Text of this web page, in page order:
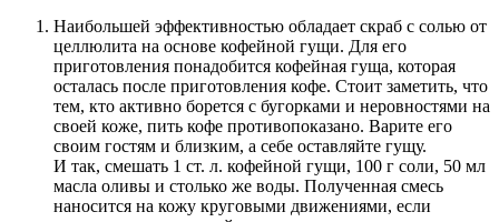
Наибольшей эффективностью обладает скраб с солью от
целлюлита на основе кофейной гущи. Для его
приготовления понадобится кофейная гуща, которая
осталась после приготовления кофе. Стоит заметить, что
тем, кто активно борется с бугорками и неровностями на
своей коже, пить кофе противопоказано. Варите его
своим гостям и близким, а себе оставляйте гущу.
И так, смешать 1 ст. л. кофейной гущи, 100 г соли, 50 мл
масла оливы и столько же воды. Полученная смесь
наносится на кожу круговыми движениями, если